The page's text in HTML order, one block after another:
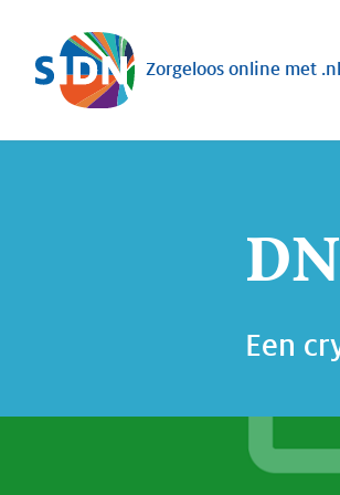
Sla navigatie over
Zorgeloos online met .nl
Een